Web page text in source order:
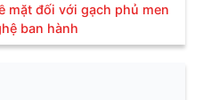
mặt đối với gạch phủ men
ban hành